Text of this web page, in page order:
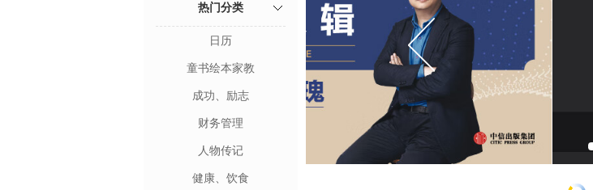
热门分类
日历
童书绘本家教
成功、励志
财务管理
人物传记
健康、饮食